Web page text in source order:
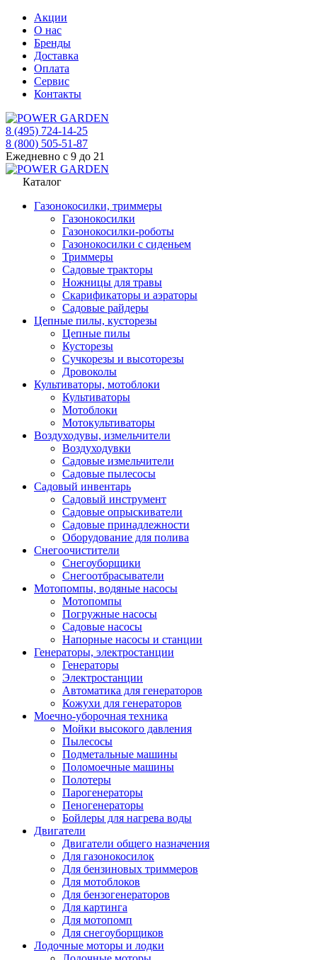
Акции
О нас
Бренды
Доставка
Оплата
Сервис
Контакты
8 (495) 724-14-25
8 (800) 505-51-87
Ежедневно с 9 до 21
Каталог
Газонокосилки, триммеры
Газонокосилки
Газонокосилки-роботы
Газонокосилки с сиденьем
Триммеры
Садовые тракторы
Ножницы для травы
Скарификаторы и аэраторы
Садовые райдеры
Цепные пилы, кусторезы
Цепные пилы
Кусторезы
Сучкорезы и высоторезы
Дровоколы
Культиваторы, мотоблоки
Культиваторы
Мотоблоки
Мотокультиваторы
Воздуходувы, измельчители
Воздуходувки
Садовые измельчители
Садовые пылесосы
Садовый инвентарь
Садовый инструмент
Садовые опрыскиватели
Садовые принадлежности
Оборудование для полива
Снегоочистители
Снегоуборщики
Снегоотбрасыватели
Мотопомпы, водяные насосы
Мотопомпы
Погружные насосы
Садовые насосы
Напорные насосы и станции
Генераторы, электростанции
Генераторы
Электростанции
Автоматика для генераторов
Кожухи для генераторов
Моечно-уборочная техника
Мойки высокого давления
Пылесосы
Подметальные машины
Поломоечные машины
Полотеры
Парогенераторы
Пеногенераторы
Бойлеры для нагрева воды
Двигатели
Двигатели общего назначения
Для газонокосилок
Для бензиновых триммеров
Для мотоблоков
Для бензогенераторов
Для картинга
Для мотопомп
Для снегоуборщиков
Лодочные моторы и лодки